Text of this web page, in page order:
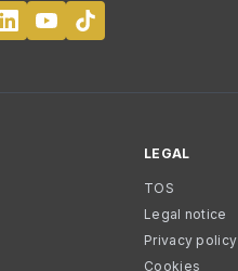
LEGAL
TOS
Legal notice
Privacy policy
Cookies